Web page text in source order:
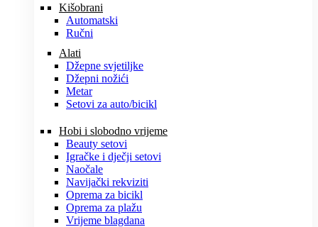
Kišobrani
Automatski
Ručni
Alati
Džepne svjetiljke
Džepni nožići
Metar
Setovi za auto/bicikl
Hobi i slobodno vrijeme
Beauty setovi
Igračke i dječji setovi
Naočale
Navijački rekviziti
Oprema za bicikl
Oprema za plažu
Vrijeme blagdana